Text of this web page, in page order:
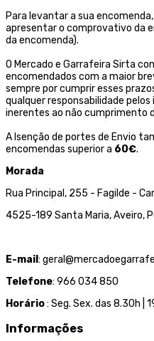
Para levantar a sua
apresentar o comprovativo da
da encomenda).
O Mercado e Garrafeira Sirta
encomendados com a maior
sempre por cumprir esses
qualquer responsabilidade
inerentes ao não cumprimento
A Isenção de portes de Envio
encomendas superior a 60€.
Morada
Rua Principal, 255 - Fagilde -
4525-189 Santa Maria, Aveiro,
E-mail:
Telefone: 966 034 850
Horário: Seg. Sex. das 8.30h |
Informações